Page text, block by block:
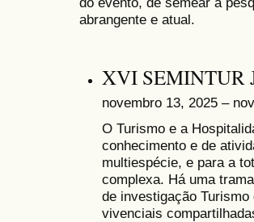
abrangente e atual.
XVI SEMINTUR
novembro 13, 2025 –
O Turismo e a
conhecimento e de
multiespécie, e para a
complexa. Há uma
de investigação
vivenciais